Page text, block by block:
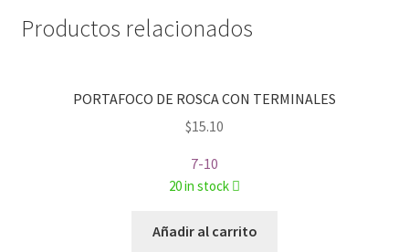
Productos relacionados
PORTAFOCO DE ROSCA CON TERMINALES
$15.10
7-10
20 in stock
Añadir al carrito